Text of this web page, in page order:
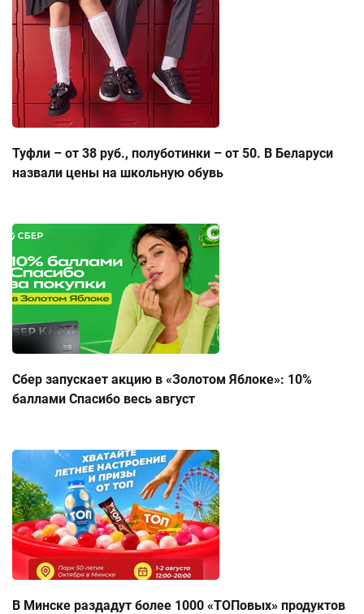
Туфли – от 38 руб., полуботинки – от 50. В Беларуси
назвали цены на школьную обувь
Сбер запускает акцию в «Золотом Яблоке»: 10%
баллами Спасибо весь август
В Минске раздадут более 1000 «ТОПовых» продуктов